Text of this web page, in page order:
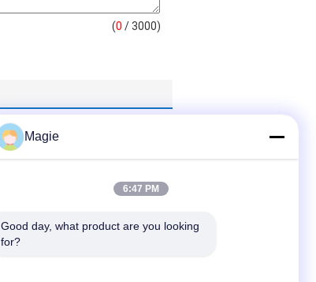
(0 / 3000)
Rotationsbewegung
Magie
6:47 PM
Good day, what product are you looking
for?